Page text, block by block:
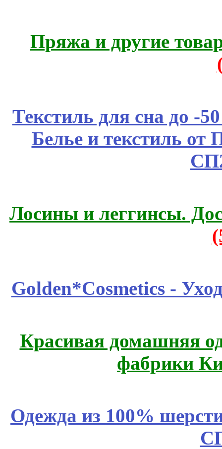
Пряжа и другие
Текстиль для сна до
Белье и текстиль от
Лосины и леггинсы.
Golden*Cosmetics -
Красивая домашняя
фабрики
Одежда из 100%